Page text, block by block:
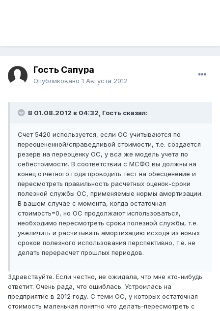
Гость Сапура
Опубликовано 1 Августа 2012
В 01.08.2012 в 04:32, Гость сказал:
Счет 5420 используется, если ОС учитываются по
переоцененной/справедливой стоимости, т.е. создается
резерв на переоценку ОС, у вса же модель учета по
себестоимости. В соответствии с МСФО вы должны на
конец отчетного года проводить тест на обесценение и
пересмотреть правильность расчетных оценок-сроки
полезной службы ОС, применяемые нормы амортизации.
В вашем случае с момента, когда остаточная
стоимость=0, но ОС продолжают использоваться,
необходимо пересмотреть сроки полезной службы, т.е.
увеличить и расчитывать амортизацию исходя из новых
сроков полезного использования перспективно, т.е. не
делать перерасчет прошлых периодов.
Здравствуйте. Если честно, не ожидала, что мне кто-нибудь
ответит. Очень рада, что ошиблась. Устроилась на
предприятие в 2012 году. С теми ОС, у которых остаточная
стоимость маленькая понятно что делать-пересмотреть с